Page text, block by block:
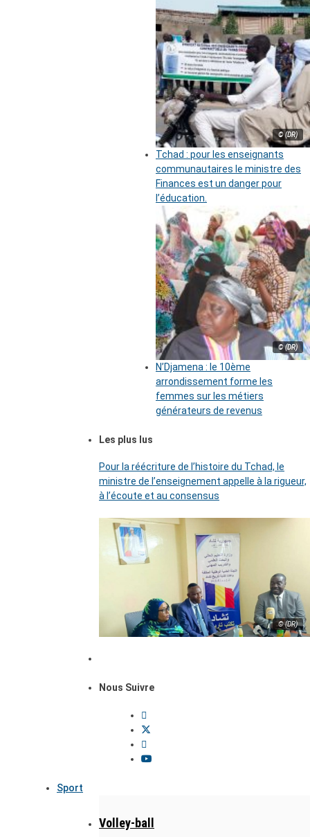
© (DR)
Tchad : pour les enseignants
communautaires le ministre des
Finances est un danger pour
l’éducation.
© (DR)
N’Djamena : le 10ème
arrondissement forme les
femmes sur les métiers
générateurs de revenus
Les plus lus
Pour la réécriture de l’histoire du Tchad, le
ministre de l’enseignement appelle à la rigueur,
à l’écoute et au consensus
© (DR)
Nous Suivre
Sport
Volley-ball